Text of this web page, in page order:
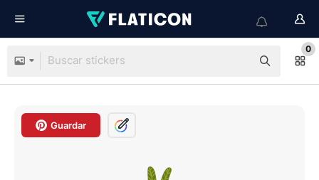
0
Guardar